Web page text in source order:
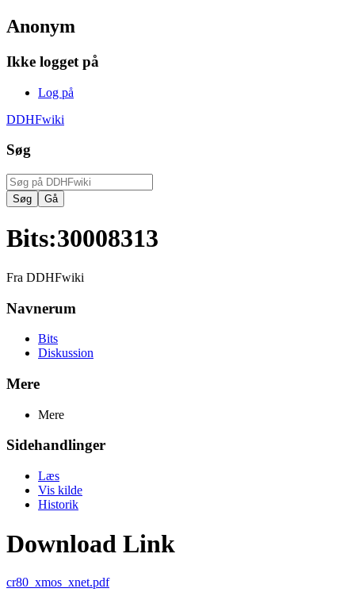
Anonym
Ikke logget på
Log på
DDHFwiki
Søg
Bits:30008313
Fra DDHFwiki
Navnerum
Bits
Diskussion
Mere
Mere
Sidehandlinger
Læs
Vis kilde
Historik
Download Link
cr80_xmos_xnet.pdf